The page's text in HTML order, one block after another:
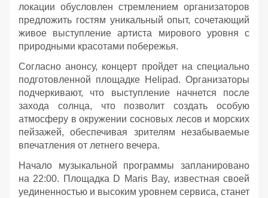
локации обусловлен стремлением организаторов
предложить гостям уникальный опыт, сочетающий
живое выступление артиста мирового уровня с
природными красотами побережья.
Согласно анонсу, концерт пройдет на специально
подготовленной площадке Helipad. Организаторы
подчеркивают, что выступление начнется после
захода солнца, что позволит создать особую
атмосферу в окружении сосновых лесов и морских
пейзажей, обеспечивая зрителям незабываемые
впечатления от летнего вечера.
Начало музыкальной программы запланировано
на 22:00. Площадка D Maris Bay, известная своей
уединенностью и высоким уровнем сервиса, станет